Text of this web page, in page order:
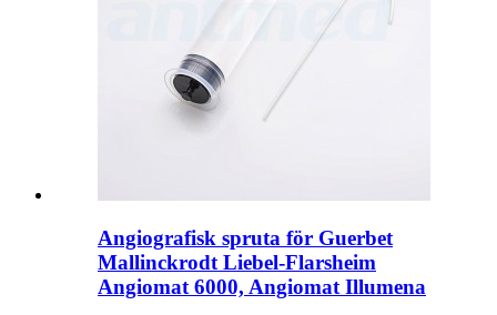
Angiografisk spruta för Guerbet
Mallinckrodt Liebel-Flarsheim
Angiomat 6000, Angiomat Illumena